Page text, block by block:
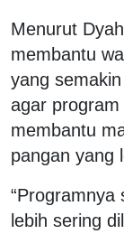
Menurut
membantu
yang
agar
membantu
pangan yang
“Programnya
lebih sering